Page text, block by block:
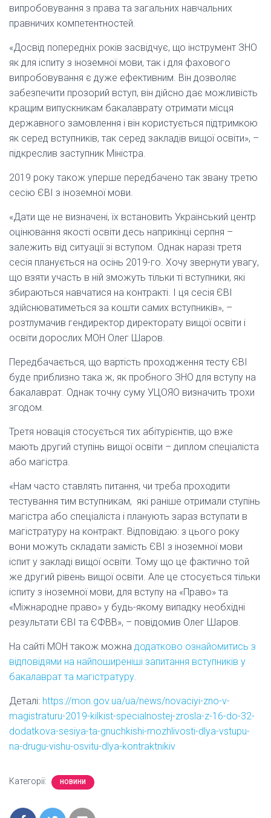
випробовування з права та загальних навчальних
правничих компетентностей.
«Досвід попередніх років засвідчує, що інструмент ЗНО
як для іспиту з іноземної мови, так і для фахового
випробовування є дуже ефективним. Він дозволяє
забезпечити прозорий вступ, він дійсно дає можливість
кращим випускникам бакалаврату отримати місця
державного замовлення і він користується підтримкою
як серед вступників, так серед закладів вищої освіти», –
підкреслив заступник Міністра.
2019 року також уперше передбачено так звану третю
сесію ЄВІ з іноземної мови.
«Дати ще не визначені, їх встановить Український центр
оцінювання якості освіти десь наприкінці серпня –
залежить від ситуації зі вступом. Однак наразі третя
сесія планується на осінь 2019-го. Хочу звернути увагу,
що взяти участь в ній зможуть тільки ті вступники, які
збираються навчатися на контракті. І ця сесія ЄВІ
здійснюватиметься за кошти самих вступників», –
розтлумачив гендиректор директорату вищої освіти і
освіти дорослих МОН Олег Шаров.
Передбачається, що вартість проходження тесту ЄВІ
буде приблизно така ж, як пробного ЗНО для вступу на
бакалаврат. Однак точну суму УЦОЯО визначить трохи
згодом.
Третя новація стосується тих абітурієнтів, що вже
мають другий ступінь вищої освіти – диплом спеціаліста
або магістра.
«Нам часто ставлять питання, чи треба проходити
тестування тим вступникам, які раніше отримали ступінь
магістра або спеціаліста і планують зараз вступати в
магістратуру на контракт. Відповідаю: з цього року
вони можуть складати замість ЄВІ з іноземної мови
іспит у закладі вищої освіти. Тому що це фактично той
же другий рівень вищої освіти. Але це стосується тільки
іспиту з іноземної мови, для вступу на «Право» та
«Міжнародне право» у будь-якому випадку необхідні
результати ЄВІ та ЄФВВ», – повідомив Олег Шаров.
На сайті МОН також можна додатково ознайомитись з
відповідями на найпоширеніші запитання вступників у
бакалаврат та магістратуру.
Деталі: https://mon.gov.ua/ua/news/novaciyi-zno-v-
magistraturu-2019-kilkist-specialnostej-zrosla-z-16-do-32-
dodatkova-sesiya-ta-gnuchkishi-mozhlivosti-dlya-vstupu-
na-drugu-vishu-osvitu-dlya-kontraktnikiv
Категорії: НОВИНИ